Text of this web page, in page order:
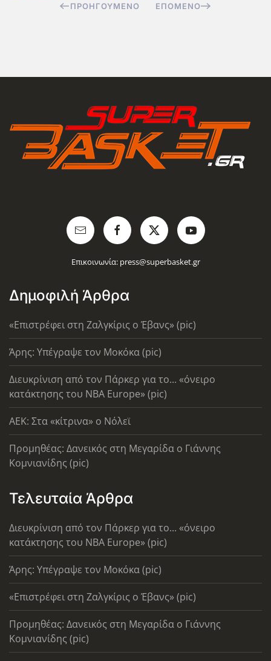
ΠΡΟΗΓΟΎΜΕΝΟ ΕΠΌΜΕΝΟ
Επικοινωνία: press@superbasket.gr
Δημοφιλή Άρθρα
«Επιστρέφει στη Ζαλγκίρις ο Έβανς» (pic)
Άρης: Υπέγραψε τον Μοκόκα (pic)
Διευκρίνιση από τον Πάρκερ για το... «όνειρο
κατάκτησης του ΝΒΑ Europe» (pic)
AEK: Στα «κίτρινα» ο Νόλεϊ
Προμηθέας: Δανεικός στη Μεγαρίδα ο Γιάννης
Κομνιανίδης (pic)
Τελευταία Άρθρα
Διευκρίνιση από τον Πάρκερ για το... «όνειρο
κατάκτησης του ΝΒΑ Europe» (pic)
Άρης: Υπέγραψε τον Μοκόκα (pic)
«Επιστρέφει στη Ζαλγκίρις ο Έβανς» (pic)
Προμηθέας: Δανεικός στη Μεγαρίδα ο Γιάννης
Κομνιανίδης (pic)